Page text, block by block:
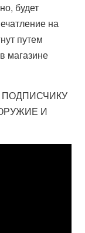
будет
на
путем
магазине
ПОДПИСЧИКУ
И